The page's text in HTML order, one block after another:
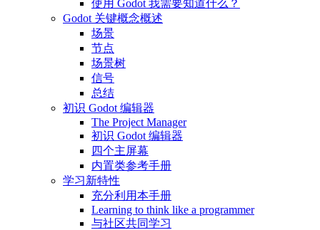
使用 Godot 我需要知道什么？
Godot 关键概念概述
场景
节点
场景树
信号
总结
初识 Godot 编辑器
The Project Manager
初识 Godot 编辑器
四个主屏幕
内置类参考手册
学习新特性
充分利用本手册
Learning to think like a programmer
与社区共同学习